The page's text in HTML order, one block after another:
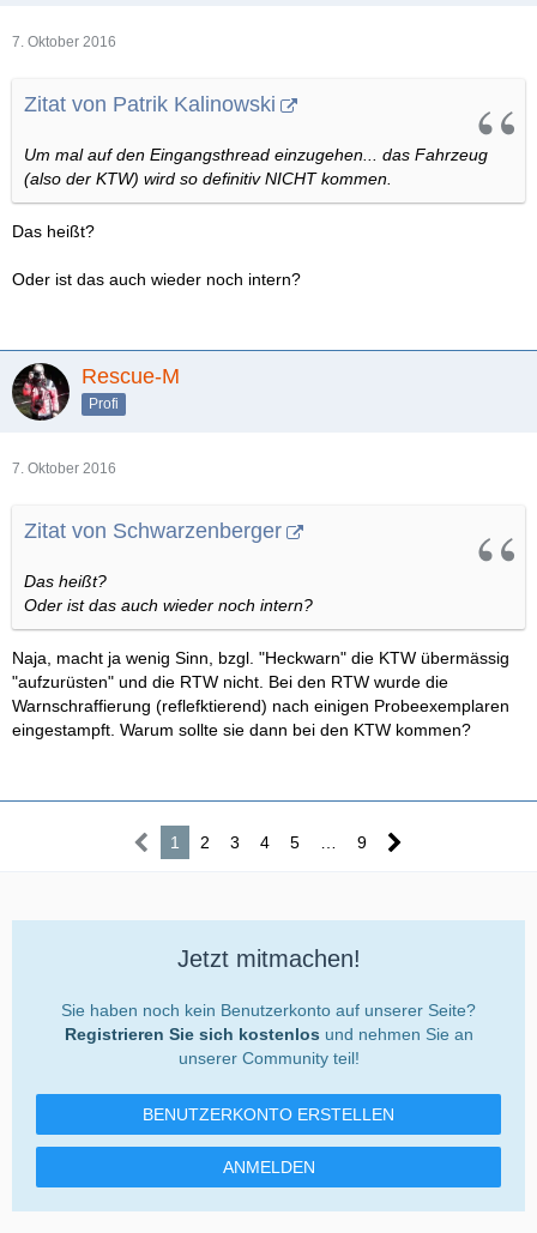
7. Oktober 2016
Zitat von Patrik Kalinowski
Um mal auf den Eingangsthread einzugehen... das Fahrzeug
(also der KTW) wird so definitiv NICHT kommen.
Das heißt?
Oder ist das auch wieder noch intern?
Rescue-M
Profi
7. Oktober 2016
Zitat von Schwarzenberger
Das heißt?
Oder ist das auch wieder noch intern?
Naja, macht ja wenig Sinn, bzgl. "Heckwarn" die KTW übermässig
"aufzurüsten" und die RTW nicht. Bei den RTW wurde die
Warnschraffierung (reflefktierend) nach einigen Probeexemplaren
eingestampft. Warum sollte sie dann bei den KTW kommen?
1 2 3 4 5 9
Jetzt mitmachen!
Sie haben noch kein Benutzerkonto auf unserer Seite?
Registrieren Sie sich kostenlos und nehmen Sie an
unserer Community teil!
BENUTZERKONTO ERSTELLEN
ANMELDEN